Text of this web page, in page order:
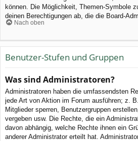
können. Die Möglichkeit, Themen-Symbole
deinen Berechtigungen ab, die die Board-
Nach oben
Benutzer-Stufen und Gruppen
Was sind Administratoren?
Administratoren haben die umfassendsten
jede Art von Aktion im Forum ausführen; z.
Mitglieder sperren, Benutzergruppen
vergeben usw. Die Rechte, die ein
davon abhängig, welche Rechte ihnen ein
anderer Administrator erteilt hat.